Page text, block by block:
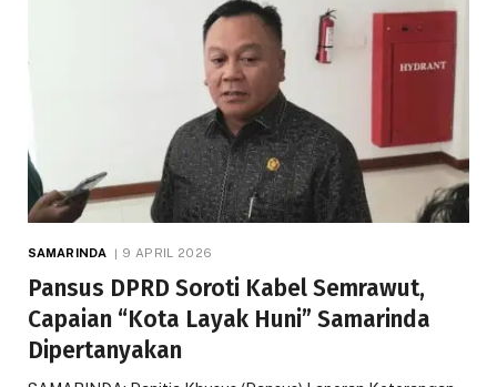
SAMARINDA 9 APRIL 2026
Pansus DPRD Soroti Kabel Semrawut,
Capaian “Kota Layak Huni” Samarinda
Dipertanyakan